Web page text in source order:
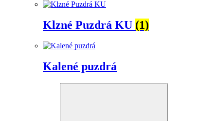
Klzné Puzdrá KU (1)
Kalené puzdrá